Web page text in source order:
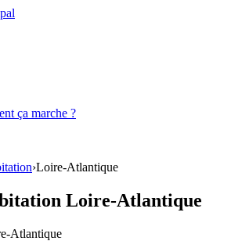
ça marche ?
›Loire-Atlantique
Loire-Atlantique
Atlantique